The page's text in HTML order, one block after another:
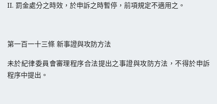
II. 罰金處分之時效，於申訴之時暫停，前項規定不適用之。
第一百一十三條 新事證與攻防方法
未於紀律委員會審理程序合法提出之事證與攻防方法，不得於申訴
程序中提出。